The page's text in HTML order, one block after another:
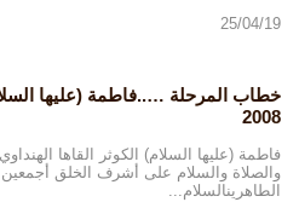
25/04/19
خطاب المرحلة …..فاطمة (عليها
2008
والصلاة والسلام على أشرف الخلق أجمعين
الطاهرينالسلام...